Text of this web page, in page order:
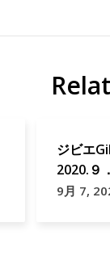
ジビエ
2020.９
9月 7,